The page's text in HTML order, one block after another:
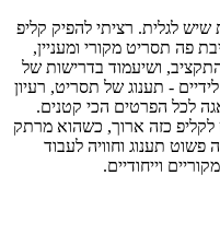
לגלית. רציתי להפיק קליפ
פה תסריט מקורי ומעניין,
ושיעמוד בדרישות של
- תענוג של תסריט, רעיון
לכל הפרטים הכי קטנים.
לקליפ כזה ארוך, כשהוא מרתק
תענוג וחוויה לעבוד
וייחודיים.